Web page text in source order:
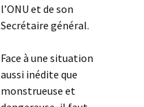
l’ONU et de son
Secrétaire général.
Face à une situation
aussi inédite que
monstrueuse et